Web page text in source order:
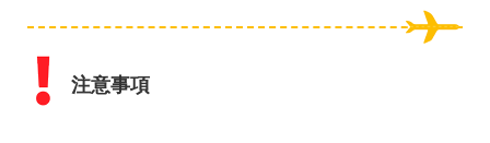
注意事項